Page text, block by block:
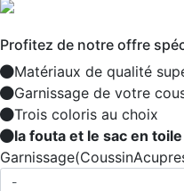
Profitez de notre offre
Matériaux de qualité
Garnissage de votre
Trois coloris au choix
la fouta et le sac en
Garnissage